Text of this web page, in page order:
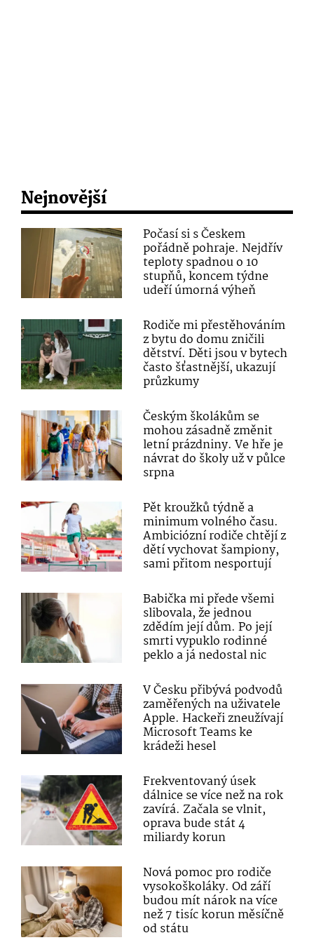
Nejnovější
Počasí si s Českem
pořádně pohraje. Nejdřív
teploty spadnou o 10
stupňů, koncem týdne
udeří úmorná výheň
Rodiče mi přestěhováním
z bytu do domu zničili
dětství. Děti jsou v bytech
často šťastnější, ukazují
průzkumy
Českým školákům se
mohou zásadně změnit
letní prázdniny. Ve hře je
návrat do školy už v půlce
srpna
Pět kroužků týdně a
minimum volného času.
Ambiciózní rodiče chtějí z
dětí vychovat šampiony,
sami přitom nesportují
Babička mi přede všemi
slibovala, že jednou
zdědím její dům. Po její
smrti vypuklo rodinné
peklo a já nedostal nic
V Česku přibývá podvodů
zaměřených na uživatele
Apple. Hackeři zneužívají
Microsoft Teams ke
krádeži hesel
Frekventovaný úsek
dálnice se více než na rok
zavírá. Začala se vlnit,
oprava bude stát 4
miliardy korun
Nová pomoc pro rodiče
vysokoškoláky. Od září
budou mít nárok na více
než 7 tisíc korun měsíčně
od státu